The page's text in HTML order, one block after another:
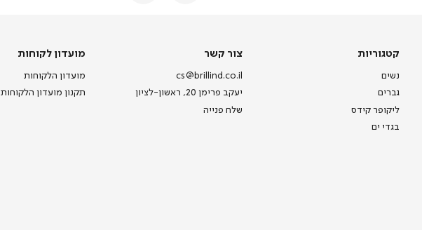
קטגוריות
קטגוריות
נשים
גברים
ליקופר קידס
בגדי ים
צור
צור קשר
cs@brillind.co.il
יעקב פרימן 20, ראשון-לציון
שלח פנייה
מועדון
מועדון לקוחות
מועדון הלקוחות
תקנון מועדון הלקוחות